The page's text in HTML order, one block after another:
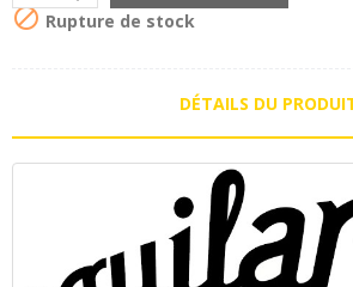
 Rupture de stock
DÉTAILS DU